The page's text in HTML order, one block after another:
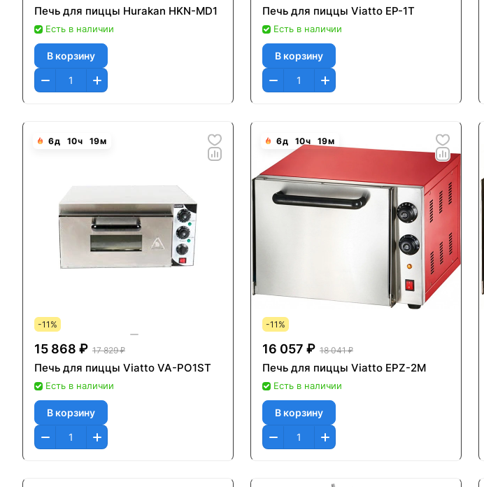
Печь для пиццы Hurakan HKN-MD1
Есть в наличии
В корзину
Печь для пиццы Viatto EP-1T
Есть в наличии
В корзину
6д 10ч 19м
-11%
15 868 ₽ 17 829 ₽
Печь для пиццы Viatto VA-PO1ST
Есть в наличии
В корзину
6д 10ч 19м
-11%
16 057 ₽ 18 041 ₽
Печь для пиццы Viatto EPZ-2M
Есть в наличии
В корзину